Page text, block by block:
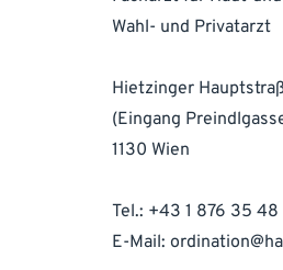
Wahl- und Privatarzt
Hietzinger
(Eingang
1130 Wien
Tel.: +43 1 876 35 48
E-Mail: